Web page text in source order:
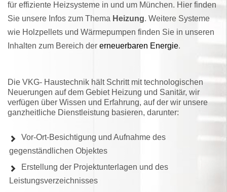
für effiziente Heiz­systeme in und um München. Hier finden
Sie unsere Infos zum Thema Heizung. Weitere Systeme
wie Holz­pellets und Wärme­pumpen finden Sie in unseren
Inhalten zum Bereich der erneuerbaren Energie.
Die VKG- Haustechnik hält Schritt mit technologischen
Neuerungen auf dem Gebiet Heizung und Sanitär, wir
verfügen über Wissen und Erfahrung, auf der wir unsere
ganzheitliche Dienstleistung basieren, darunter:
Vor-Ort-Besichtigung und Aufnahme des
gegenständlichen Objektes
Erstellung der Projektunterlagen und des
Leistungsverzeichnisses